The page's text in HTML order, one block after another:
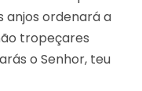
anjos ordenará a
tropeçares
o Senhor, teu